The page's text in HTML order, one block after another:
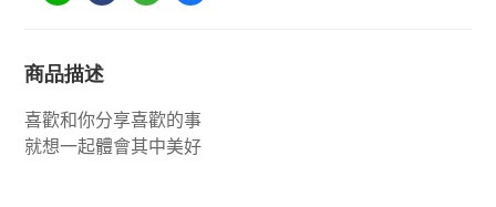
商品描述
喜歡和你分享喜歡的事
就想一起體會其中美好